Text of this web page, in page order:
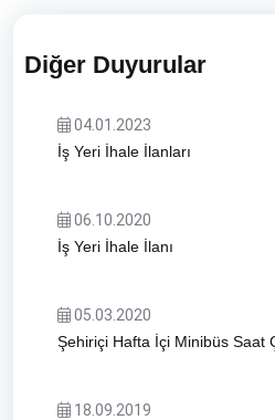
Diğer Duyurular
04.01.2023
İş Yeri İhale İlanları
06.10.2020
İş Yeri İhale İlanı
05.03.2020
Şehiriçi Hafta İçi Minibüs Saat
18.09.2019